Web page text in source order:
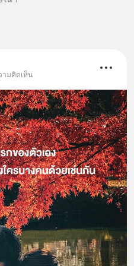
geek-
เดท
aMEkyNA
📣
ย 📣
ยาก ผมอยากแนะนำ
มอาหาร Diip CBD ช่วย
มเครียด ลดความวิตกกังวล
คลาย ซึ่งช่วยให้การนอน
าพมากยิ่งขึ้น 📍 สนใจ
Diip CBD 💬 LINE :
🔗 หรือกดลิงก์
U91Fzyz
ามคิดเห็น